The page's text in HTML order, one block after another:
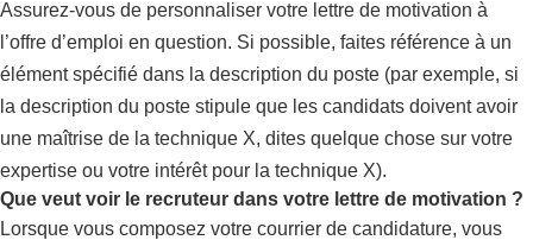
Assurez-vous de personnaliser votre lettre de motivation à
l’offre d’emploi en question. Si possible, faites référence à un
élément spécifié dans la description du poste (par exemple, si
la description du poste stipule que les candidats doivent avoir
une maîtrise de la technique X, dites quelque chose sur votre
expertise ou votre intérêt pour la technique X).
Que veut voir le recruteur dans votre lettre de motivation ?
Lorsque vous composez votre courrier de candidature, vous